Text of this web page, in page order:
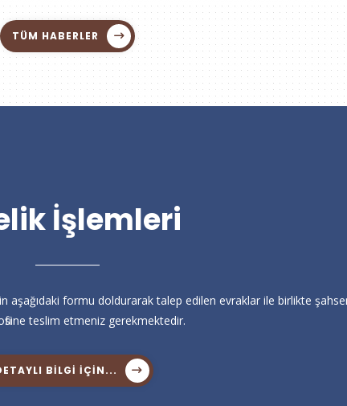
TÜM HABERLER
İşlemleri
aşağıdaki formu doldurarak talep edilen evraklar ile birlikte
teslim etmeniz gerekmektedir.
BILGI IÇIN...